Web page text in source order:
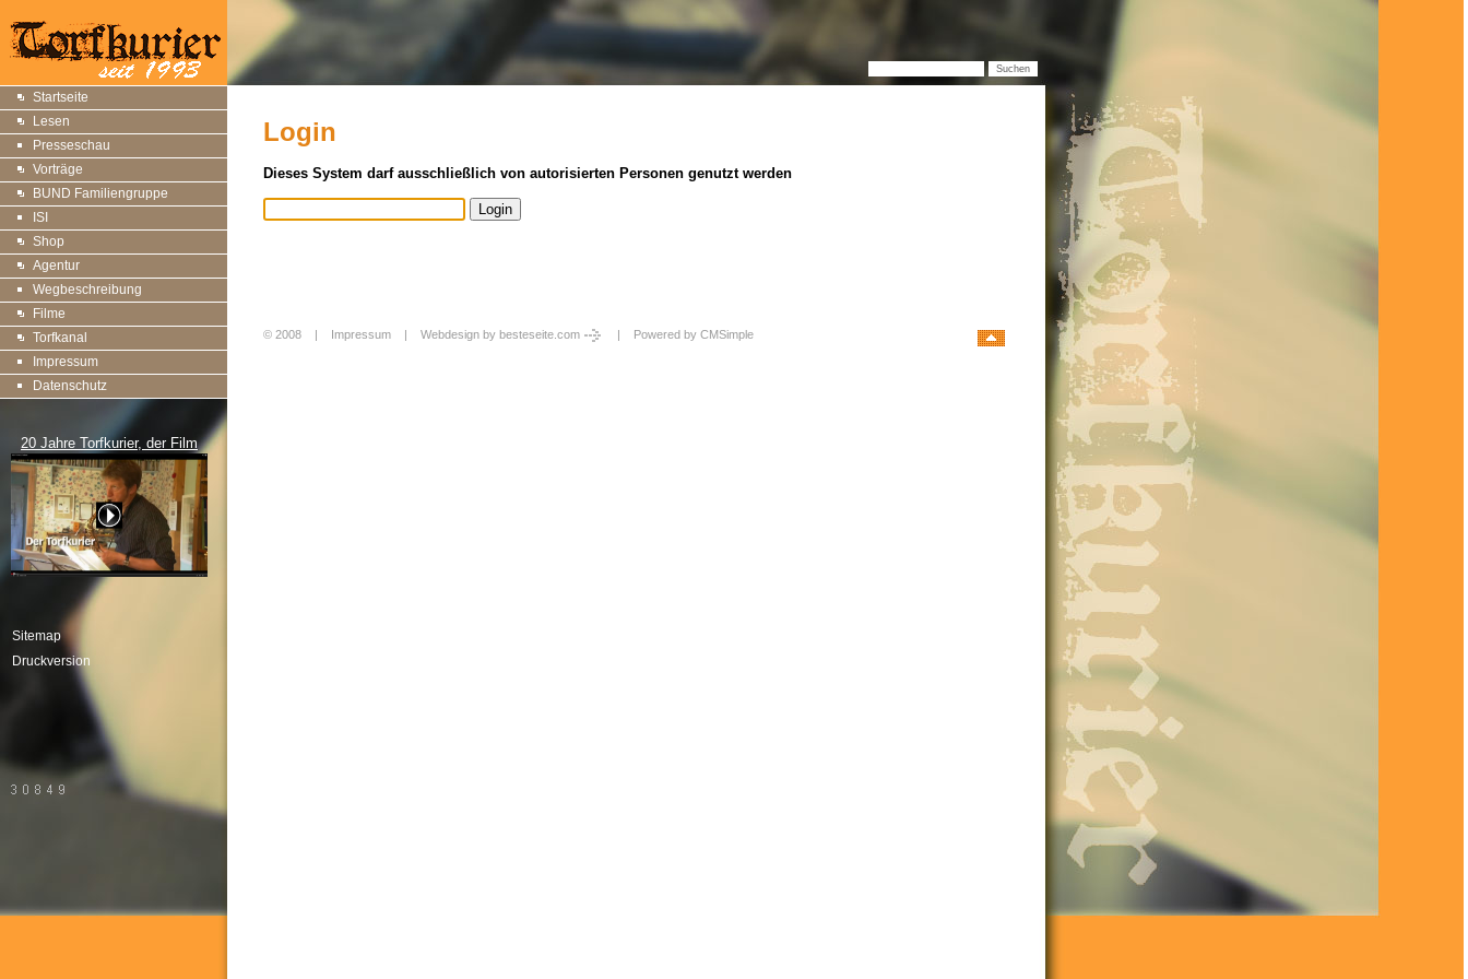
Startseite
Lesen
Presseschau
Vorträge
BUND Familiengruppe
ISI
Shop
Agentur
Wegbeschreibung
Filme
Torfkanal
Impressum
Datenschutz
20 Jahre Torfkurier, der Film
Sitemap
Druckversion
Login
Dieses System darf ausschließlich von autorisierten Personen genutzt werden
© 2008 | Impressum Webdesign by besteseite.com | Powered by CMSimple